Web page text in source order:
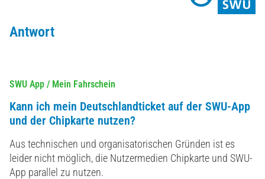
Antwort
SWU App / Mein Fahrschein
Kann ich mein Deutschlandticket auf der SWU-App
und der Chipkarte nutzen?
Aus technischen und organisatorischen Gründen ist es
leider nicht möglich, die Nutzermedien Chipkarte und SWU-
App parallel zu nutzen.